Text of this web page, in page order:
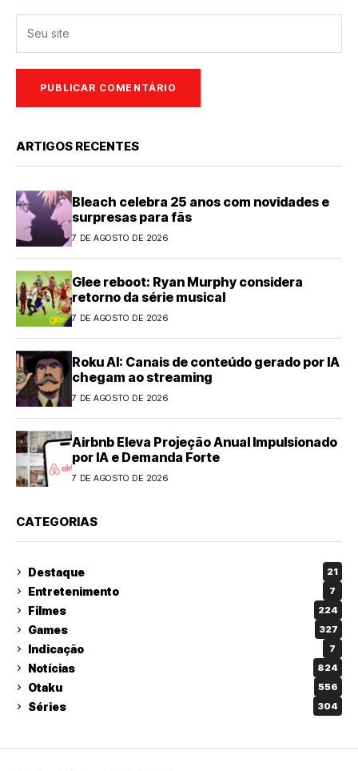
ARTIGOS RECENTES
Bleach celebra 25 anos com novidades e
surpresas para fãs
7 DE AGOSTO DE 2026
Glee reboot: Ryan Murphy considera
retorno da série musical
7 DE AGOSTO DE 2026
Roku AI: Canais de conteúdo gerado por IA
chegam ao streaming
7 DE AGOSTO DE 2026
Airbnb Eleva Projeção Anual Impulsionado
por IA e Demanda Forte
7 DE AGOSTO DE 2026
CATEGORIAS
Destaque 21
Entretenimento 7
Filmes 224
Games 327
Indicação 7
Notícias 824
Otaku 556
Séries 304